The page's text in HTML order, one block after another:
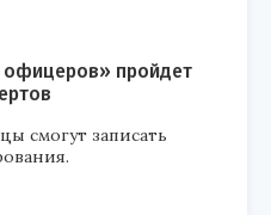
офицеров» пройдет
смогут записать